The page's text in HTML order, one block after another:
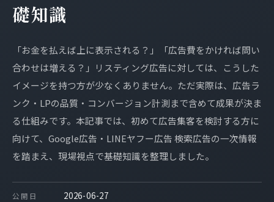
礎知識
「お金を払えば上に表示される？」「広告費をかければ問い
合わせは増える？」リスティング広告に対しては、こうした
イメージを持つ方が少なくありません。ただ実際は、広告ラ
ンク・LPの品質・コンバージョン計測まで含めて成果が決ま
る仕組みです。本記事では、初めて広告集客を検討する方に
向けて、Google広告・LINEヤフー広告 検索広告の一次情報
を踏まえ、現場視点で基礎知識を整理しました。
公開日 2026-06-27